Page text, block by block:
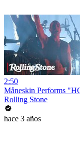
2:50
Måneskin Performs
Rolling Stone
hace 3 años